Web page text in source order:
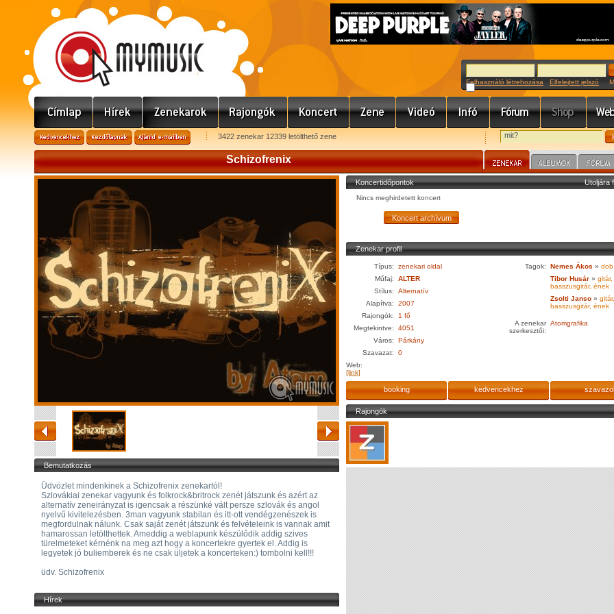
Felhasználó létrehozása Elfelejtett jelszó
3422 zenekar 12339 letölthető zene
Schizofrenix
Bemutatkozás
Üdvözlet mindenkinek a Schizofrenix zenekartól!
Szlovákiai zenekar vagyunk és folkrock&britrock zenét játszunk és azért az
alternatív zeneirányzat is igencsak a részünké vált persze szlovák és angol
nyelvű kivitelezésben. 3man vagyunk stabilan és itt-ott vendégzenészek is
megfordulnak nálunk. Csak saját zenét játszunk és felvételeink is vannak amit
hamarossan letölthettek. Ameddig a weblapunk készülődik addig szives
türelmeteket kérnénk na meg azt hogy a koncertekre gyertek el. Addig is
legyetek jó buliemberek és ne csak üljetek a koncerteken:) tombolni kell!!!
üdv. Schizofrenix
Hírek
Utoljára
Koncertidőpontok
Nincs meghirdetett koncert
Zenekar profil
Típus:
zenekari oldal
Műfaj:
ALTER
Stílus:
Alternatív
Alapítva:
2007
Rajongók:
1 fő
Megtekintve:
4051
Város:
Párkány
Szavazat:
0
Web:
[link]
Tagok: Nemes Ákos » dob
Tibor Husár » gitár,
basszusgitár, ének
Zsolti Janso » gitár,
basszusgitár, ének
A zenekar
szerkesztői:
Atomgrafika
booking kedvencekhez
Rajongók